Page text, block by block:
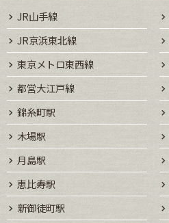
JR山手線
JR京浜東北線
東京メトロ東西線
都営大江戸線
錦糸町駅
木場駅
月島駅
恵比寿駅
新御徒町駅